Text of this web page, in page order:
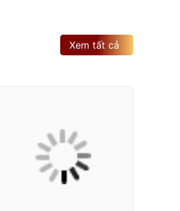
Xem tất cả